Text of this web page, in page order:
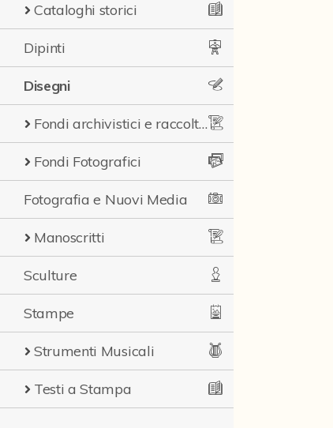
Cataloghi storici
Dipinti
Disegni
Fondi archivistici e raccolte documentarie
Fondi Fotografici
Fotografia e Nuovi Media
Manoscritti
Sculture
Stampe
Strumenti Musicali
Testi a Stampa